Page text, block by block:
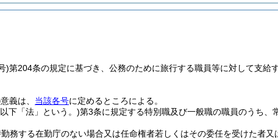
)第204条の規定に基づき、公務のために旅行する職員等に対して支給
義は、 当該各号に定めるところによる。
下「法」という。)第3条に規定する特別職及び一般職の職員のうち、
務する在勤庁のない場合又は任命権者若しくはその委任を受けた者又